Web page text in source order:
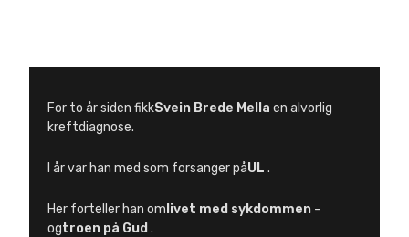
For to år siden fikkSvein Brede Mella en alvorlig
kreftdiagnose.
I år var han med som forsanger påUL .
Her forteller han om livet med sykdommen –
ogtroen på Gud .